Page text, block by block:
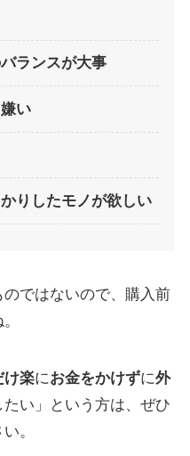
ランスが大事
い
りしたモノが欲しい
ではないので、購入前
け楽にお金をかけずに外
い」という方は、ぜひ
。